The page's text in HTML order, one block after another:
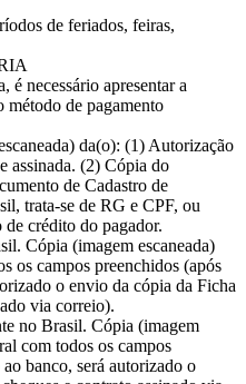
de feriados, feiras,
é necessário apresentar a
método de pagamento
da(o): (1) Autorização
assinada. (2) Cópia do
de Cadastro de
trata-se de RG e CPF, ou
crédito do pagador.
Cópia (imagem escaneada)
os campos preenchidos (após
o envio da cópia da Ficha
via correio).
no Brasil. Cópia (imagem
com todos os campos
banco, será autorizado o